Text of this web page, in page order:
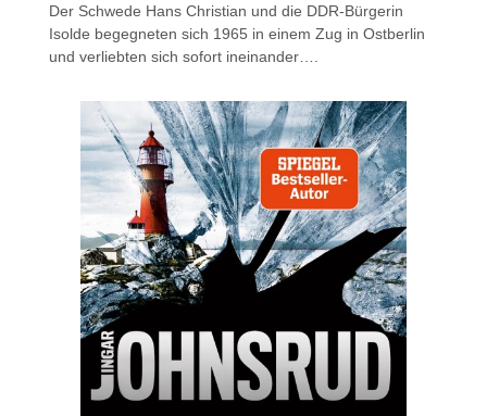
Der Schwede Hans Christian und die DDR-Bürgerin
Isolde begegneten sich 1965 in einem Zug in Ostberlin
und verliebten sich sofort ineinander….